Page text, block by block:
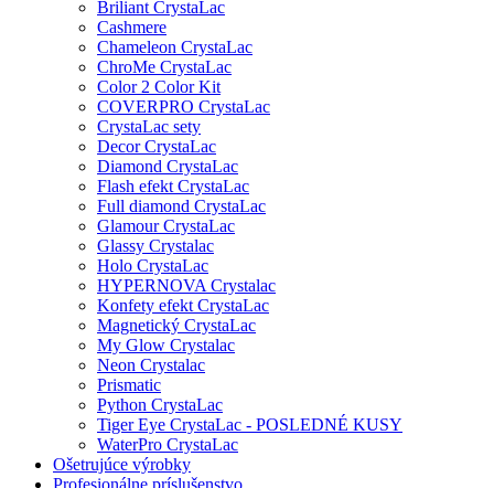
Briliant CrystaLac
Cashmere
Chameleon CrystaLac
ChroMe CrystaLac
Color 2 Color Kit
COVERPRO CrystaLac
CrystaLac sety
Decor CrystaLac
Diamond CrystaLac
Flash efekt CrystaLac
Full diamond CrystaLac
Glamour CrystaLac
Glassy Crystalac
Holo CrystaLac
HYPERNOVA Crystalac
Konfety efekt CrystaLac
Magnetický CrystaLac
My Glow Crystalac
Neon Crystalac
Prismatic
Python CrystaLac
Tiger Eye CrystaLac - POSLEDNÉ KUSY
WaterPro CrystaLac
Ošetrujúce výrobky
Profesionálne príslušenstvo